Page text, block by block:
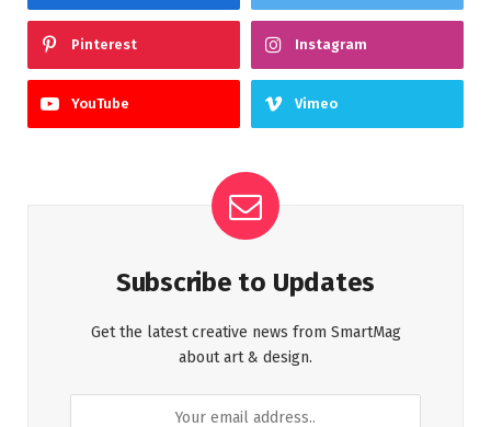
Pinterest Instagram
YouTube Vimeo
Subscribe to Updates
Get the latest creative news from SmartMag
about art & design.